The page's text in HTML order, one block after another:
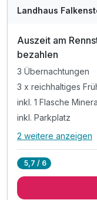
Landhaus
Auszeit am
bezahlen
3 Übernachtungen
3 x reichhaltiges
inkl. 1 Flasche
inkl. Parkplatz
Alle
3 x reichhaltiges
2 weitere anzeigen
5,7 / 6